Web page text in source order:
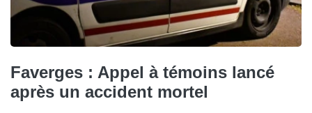
Faverges : Appel à témoins lancé
après un accident mortel